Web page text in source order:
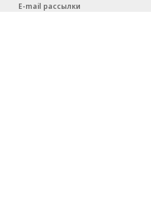
E-mail рассылки